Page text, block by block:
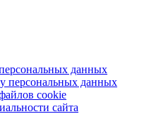
данных
персональных данных
cookie
сайта